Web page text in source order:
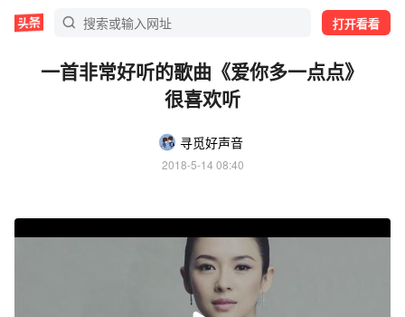
打开看看
一首非常好听的歌曲《爱你多一点点》
很喜欢听
寻觅好声音
2018-5-14 08:40